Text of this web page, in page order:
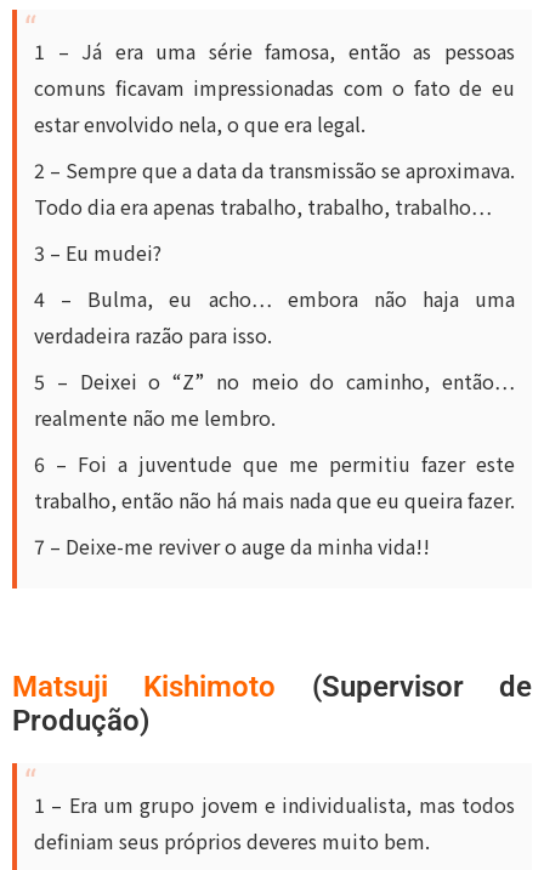
1 – Já era uma série famosa, então as pessoas
comuns ficavam impressionadas com o fato de eu
estar envolvido nela, o que era legal.
2 – Sempre que a data da transmissão se aproximava.
Todo dia era apenas trabalho, trabalho, trabalho…
3 – Eu mudei?
4 – Bulma, eu acho… embora não haja uma
verdadeira razão para isso.
5 – Deixei o “Z” no meio do caminho, então…
realmente não me lembro.
6 – Foi a juventude que me permitiu fazer este
trabalho, então não há mais nada que eu queira fazer.
7 – Deixe-me reviver o auge da minha vida!!
Matsuji Kishimoto (Supervisor de
Produção)
1 – Era um grupo jovem e individualista, mas todos
definiam seus próprios deveres muito bem.